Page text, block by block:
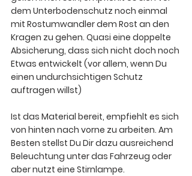
dem Unterbodenschutz noch einmal
mit Rostumwandler dem Rost an den
Kragen zu gehen. Quasi eine doppelte
Absicherung, dass sich nicht doch noch
Etwas entwickelt (vor allem, wenn Du
einen undurchsichtigen Schutz
auftragen willst)
Ist das Material bereit, empfiehlt es sich
von hinten nach vorne zu arbeiten. Am
Besten stellst Du Dir dazu ausreichend
Beleuchtung unter das Fahrzeug oder
aber nutzt eine Stirnlampe.